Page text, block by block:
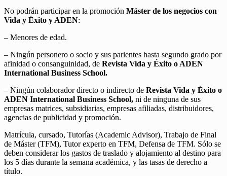
No podrán participar en la promoción Máster de los negocios con
Vida y Éxito y ADEN:
– Menores de edad.
– Ningún personero o socio y sus parientes hasta segundo grado por
afinidad o consanguinidad, de Revista Vida y Éxito o ADEN
International Business School.
– Ningún colaborador directo o indirecto de Revista Vida y Éxito o
ADEN International Business School, ni de ninguna de sus
empresas matrices, subsidiarias, empresas afiliadas, distribuidores,
agencias de publicidad y promoción.
Matrícula, cursado, Tutorías (Academic Advisor), Trabajo de Final
de Máster (TFM), Tutor experto en TFM, Defensa de TFM. Sólo se
deben considerar los gastos de traslado y alojamiento al destino para
los 5 días durante la semana académica, y las tasas de derecho a
título.